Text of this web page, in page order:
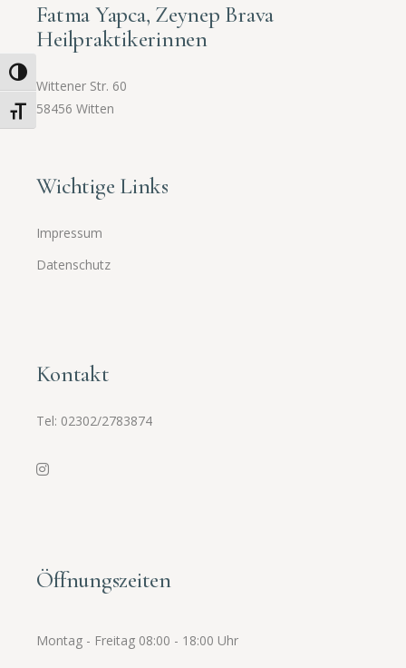
Umschalten auf hohe Kontraste
Schrift vergrößern
Fatma Yapca, Zeynep Brava
Heilpraktikerinnen
Wittener Str. 60
58456 Witten
Wichtige Links
Impressum
Datenschutz
Kontakt
Tel: 02302/2783874
Öffnungszeiten
Montag - Freitag 08:00 - 18:00 Uhr